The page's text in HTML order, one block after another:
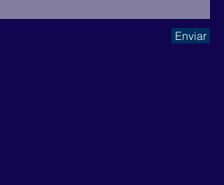
Enviar